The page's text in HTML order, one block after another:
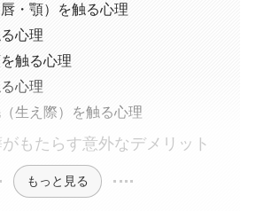
・顎）を触る心理
心理
触る心理
心理
生え際）を触る心理
もたらす意外なデメリット
もっと見る